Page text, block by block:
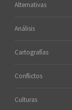
Alternativas
Análisis
Cartografías
Conflictos
Culturas